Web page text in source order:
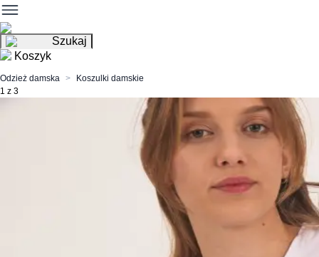
Szukaj
Koszyk
Odzież damska
Koszulki damskie
1 z 3